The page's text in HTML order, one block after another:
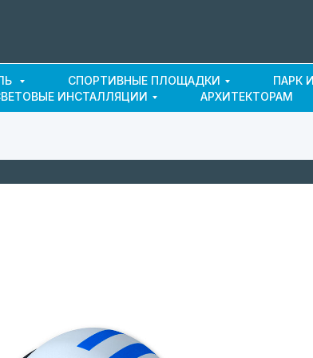
СПОРТИВНЫЕ ПЛОЩАДКИ ПАРК
ИНСТАЛЛЯЦИИ
АРХИТЕКТОРАМ